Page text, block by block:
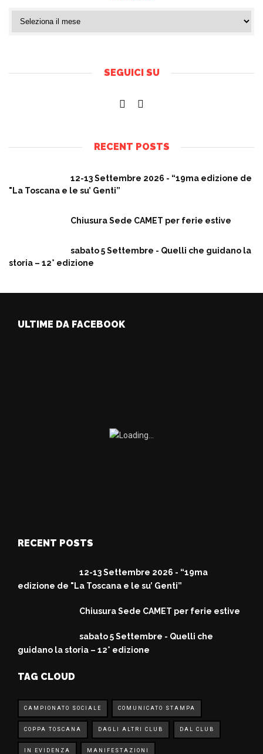
SEGUICI SU
RECENT POSTS
12-13 Settembre 2026 - “19ma edizione de
"La Toscana e le su’ Genti”
Chiusura Sede CAMET per ferie estive
sabato 5 Settembre - Quelli che guidano la
storia – 12° edizione
ULTIME DA FACEBOOK
RECENT POSTS
12-13 Settembre 2026 - “19ma
edizione de "La Toscana e le su’ Genti”
Chiusura Sede CAMET per ferie estive
sabato 5 Settembre - Quelli che
guidano la storia – 12° edizione
TAG CLOUD
CAMPIONATO SOCIALE COMUNICATO STAMPA
COPPA TOSCANA DAGLI ALTRI CLUB DAL CLUB
IN EVIDENZA MANIFESTAZIONI